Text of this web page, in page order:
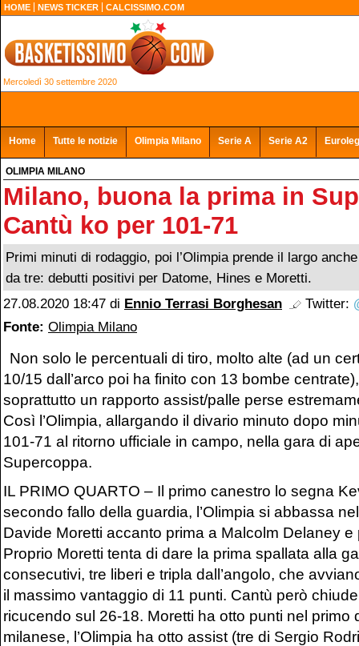
HOME NEWS TICKER CALCISSIMO.COM
Mercoledì 30 settembre 2020
Home Tutte le notizie Olimpia Milano Serie A Serie A2
OLIMPIA MILANO
Milano, buona la prima in
Cantù ko per 101-71
Primi minuti di rodaggio, poi l’Olimpia prende il largo
da tre: debutti positivi per Datome, Hines e Moretti.
27.08.2020 18:47 di Ennio Terrasi Borghesan Twitter:
Fonte: Olimpia Milano
Non solo le percentuali di tiro, molto alte (ad un
10/15 dall’arco poi ha finito con 13 bombe
soprattutto un rapporto assist/palle perse
Così l’Olimpia, allargando il divario minuto dopo
101-71 al ritorno ufficiale in campo, nella gara di
Supercoppa.
IL PRIMO QUARTO – Il primo canestro lo segna
secondo fallo della guardia, l’Olimpia si abbassa
Davide Moretti accanto prima a Malcolm Delaney
Proprio Moretti tenta di dare la prima spallata alla
consecutivi, tre liberi e tripla dall’angolo, che
il massimo vantaggio di 11 punti. Cantù però
ricucendo sul 26-18. Moretti ha otto punti nel primo
milanese, l’Olimpia ha otto assist (tre di Sergio